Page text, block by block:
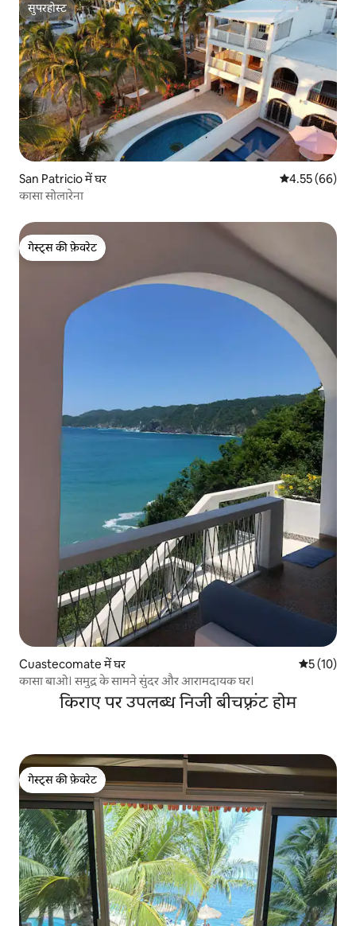
सुपरहोस्ट
सुपरहोस्ट
San Patricio में घर औसत रेटिंग 5 में
4.55 (66)
कासा सोलारेना
गेस्ट्स की फ़ेवरेट
गेस्ट्स की फ़ेवरेट
Cuastecomate में घर औसत रेटिंग
5 (10)
कासा बाओ। समुद्र के सामने सुंदर और आरामदायक घर।
किराए पर उपलब्ध निजी बीचफ़्रंट होम
गेस्ट्स की फ़ेवरेट
गेस्ट्स की फ़ेवरेट